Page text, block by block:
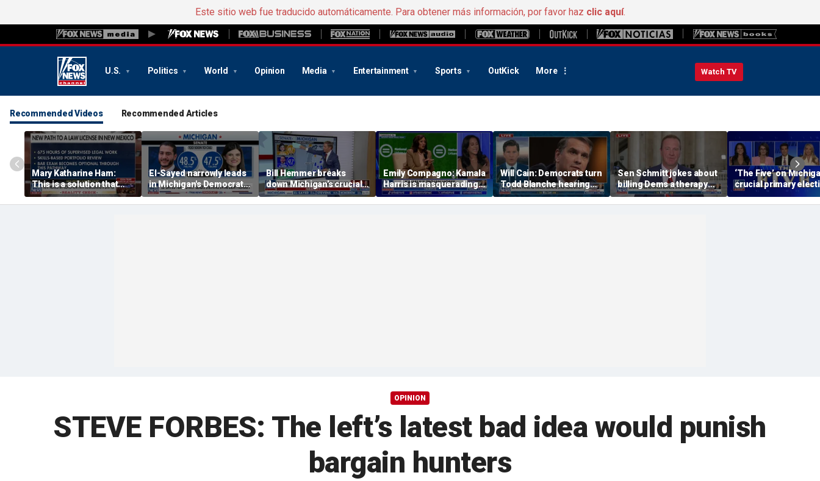
Este sitio web fue traducido automáticamente. Para obtener más información, por favor haz clic aquí.
U.S. Politics World Opinion Media Entertainment Sports OutKick More Watch TV
Recommended Videos Recommended Articles
Mary Katharine Ham:
This is a solution that
papers over a problem
El-Sayed narrowly leads
in Michigan's Democratic
Senate primary
Bill Hemmer breaks
down Michigan’s crucial
primary election on the
Big Board
Emily Compagno: Kamala
Harris is masquerading
as a socialist
Will Cain: Democrats turn
Todd Blanche hearing
into 'Capitol Hill circus'
Sen Schmitt jokes about
billing Dems a therapy
bill after Blanche hearing
‘The Five’ on
crucial primary
OPINION
STEVE FORBES: The left’s latest bad idea would punish
bargain hunters